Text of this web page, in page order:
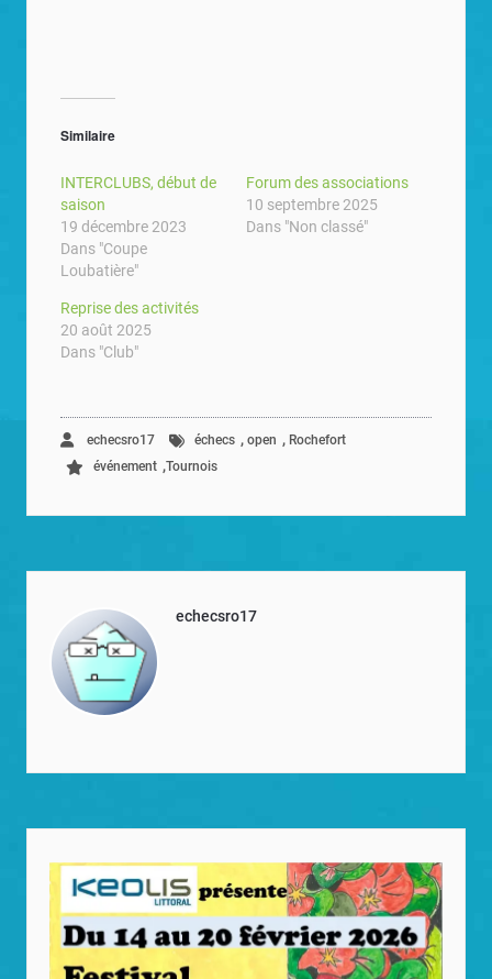
Similaire
INTERCLUBS, début de
saison
19 décembre 2023
Dans "Coupe
Loubatière"
Forum des associations
10 septembre 2025
Dans "Non classé"
Reprise des activités
20 août 2025
Dans "Club"
echecsro17 échecs , open , Rochefort
événement ,Tournois
echecsro17